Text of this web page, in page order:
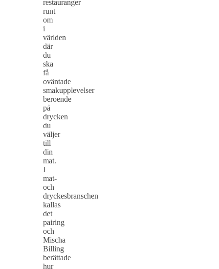
restauranger
runt
om
i
världen
där
du
ska
få
oväntade
smakupplevelser
beroende
på
drycken
du
väljer
till
din
mat.
I
mat-
och
dryckesbranschen
kallas
det
pairing
och
Mischa
Billing
berättade
hur